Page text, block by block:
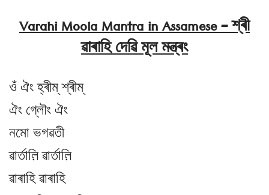
Varahi Moola Mantra in Assamese – শ্ৰী
ৱাৰাহি দেৱি মূল মন্ত্ৰং
ওঁ ঐং হ্ৰীম্ শ্ৰীম্
ঐং গ্লৌং ঐং
নমো ভগৱতী
ৱাৰ্তাল়ি ৱাৰ্তাল়ি
ৱাৰাহি ৱাৰাহি